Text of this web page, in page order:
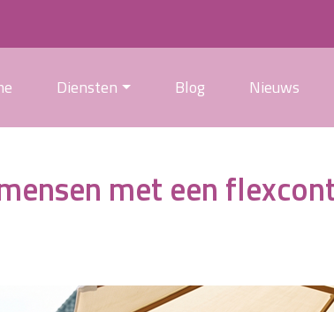
Diensten Blog Nieuws
met een